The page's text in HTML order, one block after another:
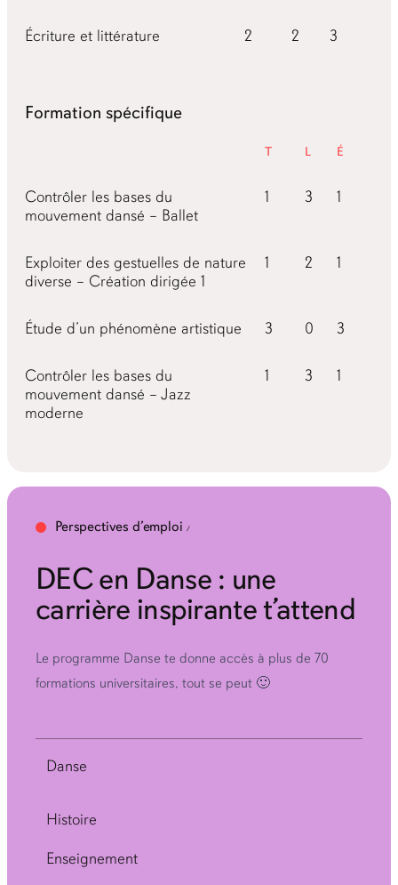
Écriture et littérature 2 2 3
Formation spécifique
Théorie Labos
Contrôler les bases du
mouvement dansé – Ballet
1 3 1
Exploiter des gestuelles de nature
diverse – Création dirigée 1
1 2 1
Étude d’un phénomène artistique 3 0 3
Contrôler les bases du
mouvement dansé – Jazz
moderne
1 3 1
Perspectives d’emploi
DEC en Danse : une
carrière inspirante t’attend
Le programme Danse te donne accès à plus de 70
formations universitaires, tout se peut 🙂
Danse
Histoire
Enseignement